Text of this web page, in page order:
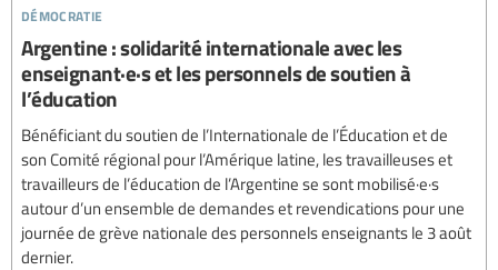
démocratie
Argentine : solidarité internationale avec les
enseignant·e·s et les personnels de soutien à
l’éducation
Bénéficiant du soutien de l’Internationale de l’Éducation et de
son Comité régional pour l’Amérique latine, les travailleuses et
travailleurs de l’éducation de l’Argentine se sont mobilisé·e·s
autour d’un ensemble de demandes et revendications pour une
journée de grève nationale des personnels enseignants le 3 août
dernier.